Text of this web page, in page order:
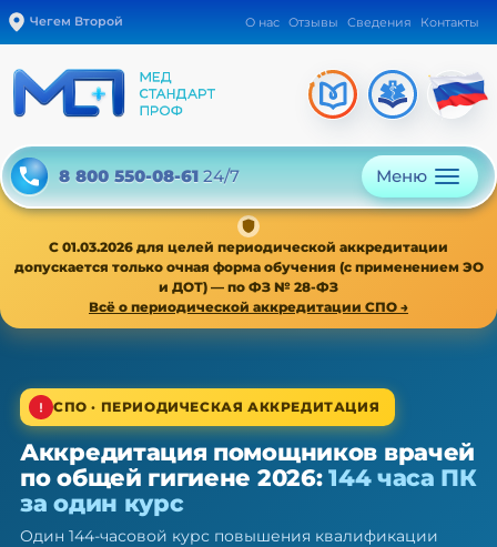
Чегем Второй О нас Отзывы Сведения Контакты
8 800 550-08-61 24/7 Меню
С 01.03.2026 для целей периодической аккредитации
допускается только очная форма обучения (с применением ЭО
и ДОТ) — по ФЗ № 28-ФЗ
Всё о периодической аккредитации СПО →
СПО · периодическая аккредитация · 1 раз в 5 лет
Аккредитация помощников
врачей по общей гигиене: 144 ч
ПК за один курс
СПО · ПЕРИОДИЧЕСКАЯ АККРЕДИТАЦИЯ
Аккредитация помощников врачей
по общей гигиене 2026:144 часа ПК
за один курс
Один 144-часовой курс повышения квалификации